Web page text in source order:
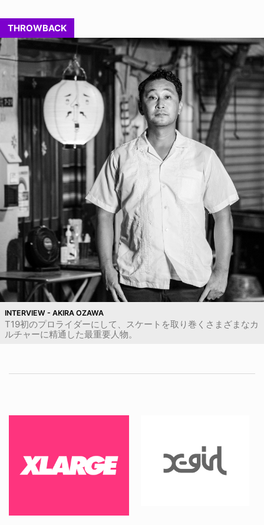
THROWBACK
INTERVIEW - AKIRA OZAWA
T19初のプロライダーにして、スケートを取り巻くさまざまなカ
ルチャーに精通した最重要人物。